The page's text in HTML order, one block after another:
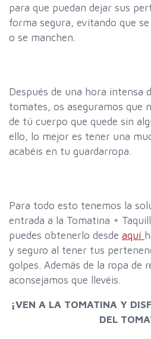
para que puedan dejar sus
forma segura, evitando que
o se manchen.
Después de una hora intensa
tomates, os aseguramos que
de tú cuerpo que quede sin
ello, lo mejor es tener una
acabéis en tu guardarropa.
Para todo esto tenemos la
entrada a la Tomatina +
puedes obtenerlo desde aquí
y seguro al tener tus
golpes. Además de la ropa de
aconsejamos que llevéis.
¡VEN A LA TOMATINA Y
DEL